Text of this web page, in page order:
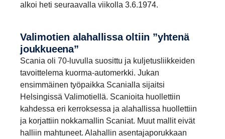
alkoi heti seuraavalla viikolla 3.6.1974.
Valimo­tien alahal­lissa oltiin ”yhtenä
joukku­eena”
Scania oli 70-luvulla suosittu ja kuljetusliikkeiden
tavoittelema kuorma-automerkki. Jukan
ensimmäinen työpaikka Scanialla sijaitsi
Helsingissä Valimotiellä. Scanioita huollettiin
kahdessa eri kerroksessa ja alahallissa huollettiin
ja korjattiin nokkamallin Scaniat. Muut mallit eivät
halliin mahtuneet. Alahallin asentajaporukkaan